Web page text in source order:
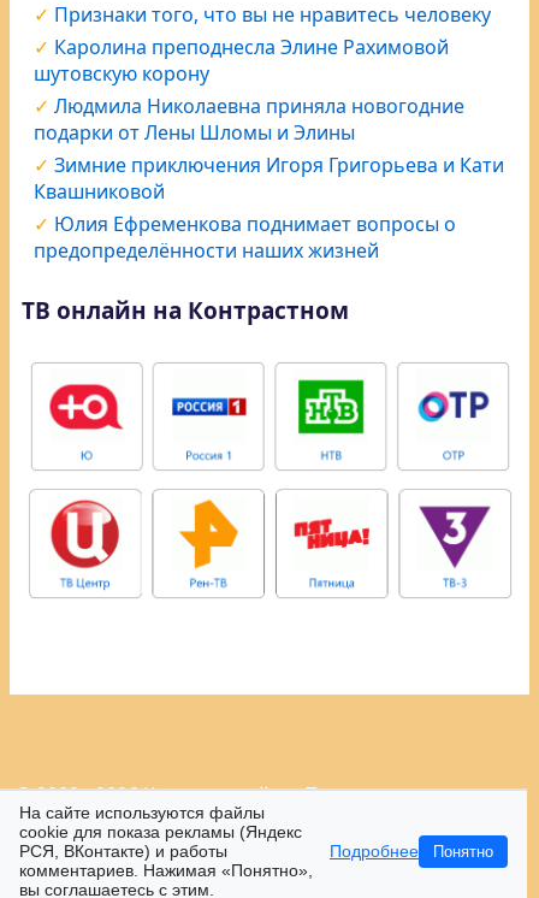
Признаки того, что вы не нравитесь человеку
Каролина преподнесла Элине Рахимовой
шутовскую корону
Людмила Николаевна приняла новогодние
подарки от Лены Шломы и Элины
Зимние приключения Игоря Григорьева и Кати
Квашниковой
Юлия Ефременкова поднимает вопросы о
предопределённости наших жизней
ТВ онлайн на Контрастном
© 2009 - 2026 Контрастный.ру.Политика
конфиденциальности.
16+
На сайте используются файлы
cookie для показа рекламы (Яндекс
РСЯ, ВКонтакте) и работы
комментариев. Нажимая «Понятно»,
вы соглашаетесь с этим.
Подробнее Понятно